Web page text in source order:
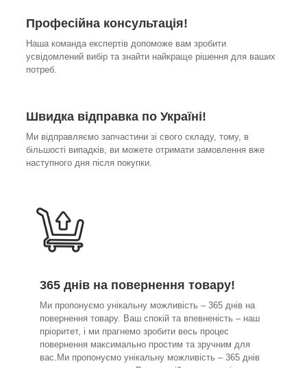
Професійна консультація!
Наша команда експертів допоможе вам зробити
усвідомлений вибір та знайти найкраще рішення для ваших
потреб.
Швидка відправка по Україні!
Ми відправляємо запчастини зі свого складу, тому, в
більшості випадків, ви можете отримати замовлення вже
наступного дня після покупки.
365 днів на повернення товару!
Ми пропонуємо унікальну можливість – 365 днів на
повернення товару. Ваш спокій та впевненість – наш
пріоритет, і ми прагнемо зробити весь процес
повернення максимально простим та зручним для
вас.Ми пропонуємо унікальну можливість – 365 днів